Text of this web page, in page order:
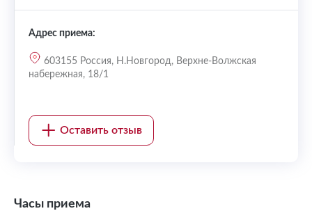
Адрес приема:
603155 Россия, Н.Новгород, Верхне-Волжская
набережная, 18/1
Оставить отзыв
Часы приема